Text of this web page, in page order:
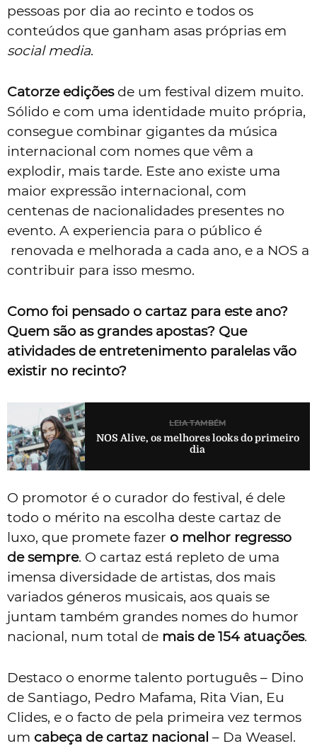
pessoas por dia ao recinto e todos os
conteúdos que ganham asas próprias em
social media.
Catorze ediçõesde um festival dizem muito.
Sólido e com uma identidade muito própria,
consegue combinar gigantes da música
internacional com nomes que vêm a
explodir, mais tarde. Este ano existe uma
maior expressão internacional, com
centenas de nacionalidades presentes no
evento. A experiencia para o público é
renovada e melhorada a cada ano, e a NOS a
contribuir para isso mesmo.
Como foi pensado o cartaz para este ano?
Quem são as grandes apostas? Que
atividades de entretenimento paralelas vão
existir no recinto?
LEIA TAMBÉM
NOS Alive, os melhores looks do primeiro
dia
O promotor é o curador do festival, é dele
todo o mérito na escolha deste cartaz de
luxo, que promete fazer o melhor regresso
de sempre. O cartaz está repleto de uma
imensa diversidade de artistas, dos mais
variados géneros musicais, aos quais se
juntam também grandes nomes do humor
nacional, num total de mais de 154 atuações.
Destaco o enorme talento português – Dino
de Santiago, Pedro Mafama, Rita Vian, Eu
Clides, e o facto de pela primeira vez termos
um cabeça de cartaz nacional – Da Weasel.